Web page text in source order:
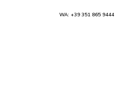
WA: +39 351 865 9444